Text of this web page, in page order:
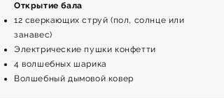
Открытие бала
12 сверкающих струй (пол, солнце или
занавес)
Электрические пушки конфетти
4 волшебных шарика
Волшебный дымовой ковер